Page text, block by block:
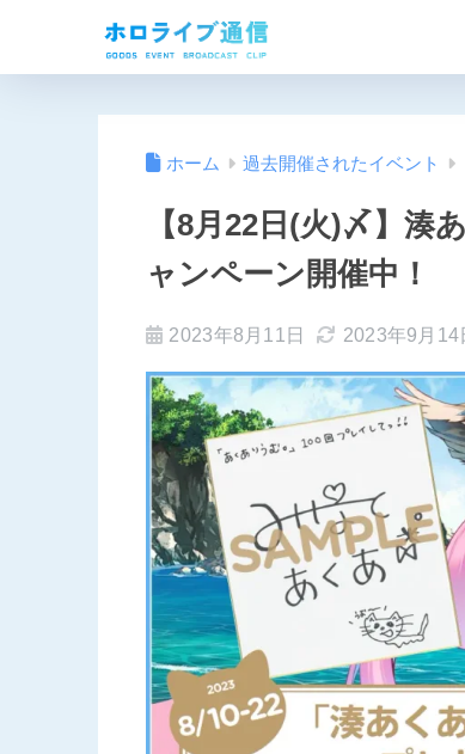
ホーム 過去開催されたイベント
【8月22日(火)〆】湊
ャンペーン開催中！
2023年8月11日 2023年9月14